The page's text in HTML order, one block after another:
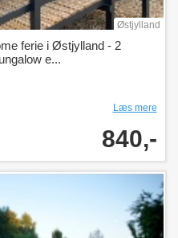
Østjylland
ferie i Østjylland - 2
e...
Læs mere
840,-